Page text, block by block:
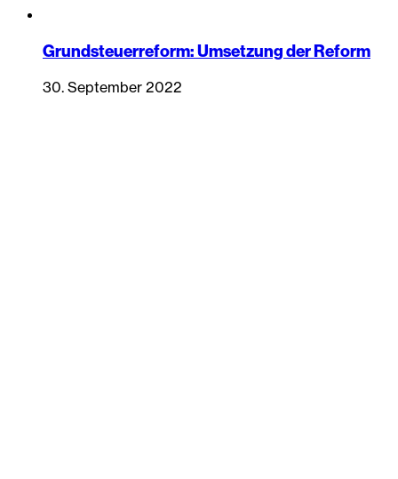
Grundsteuerreform: Umsetzung der Reform
30. September 2022